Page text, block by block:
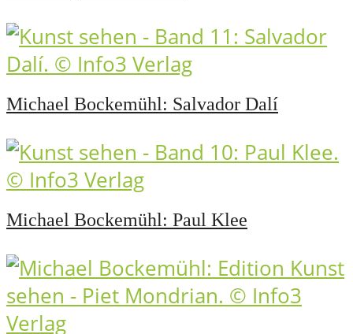
Michael Bockemühl: Salvador Dalí
Michael Bockemühl: Paul Klee